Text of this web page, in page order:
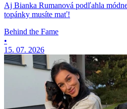
Aj Bianka Rumanová podľahla
topánky musíte mať!
Behind the Fame
•
15. 07. 2026